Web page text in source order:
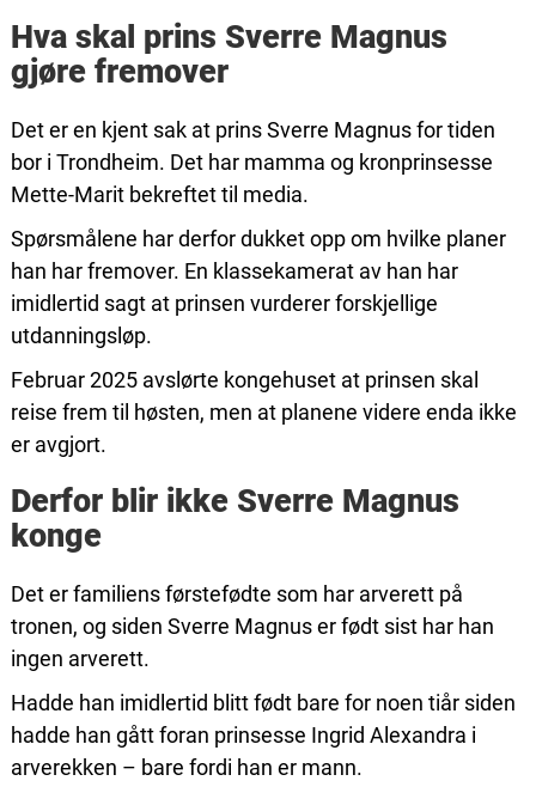
Hva skal prins Sverre Magnus
gjøre fremover
Det er en kjent sak at prins Sverre Magnus for tiden
bor i Trondheim. Det har mamma og kronprinsesse
Mette-Marit bekreftet til media.
Spørsmålene har derfor dukket opp om hvilke planer
han har fremover. En klassekamerat av han har
imidlertid sagt at prinsen vurderer forskjellige
utdanningsløp.
Februar 2025 avslørte kongehuset at prinsen skal
reise frem til høsten, men at planene videre enda ikke
er avgjort.
Derfor blir ikke Sverre Magnus
konge
Det er familiens førstefødte som har arverett på
tronen, og siden Sverre Magnus er født sist har han
ingen arverett.
Hadde han imidlertid blitt født bare for noen tiår siden
hadde han gått foran prinsesse Ingrid Alexandra i
arverekken – bare fordi han er mann.